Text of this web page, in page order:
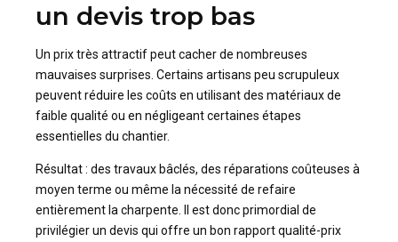
un devis trop bas
Un prix très attractif peut cacher de nombreuses
mauvaises surprises. Certains artisans peu scrupuleux
peuvent réduire les coûts en utilisant des matériaux de
faible qualité ou en négligeant certaines étapes
essentielles du chantier.
Résultat : des travaux bâclés, des réparations coûteuses à
moyen terme ou même la nécessité de refaire
entièrement la charpente. Il est donc primordial de
privilégier un devis qui offre un bon rapport qualité-prix